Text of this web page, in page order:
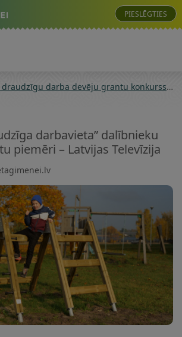
PIESLĒGTIES
draudzīgu darba devēju grantu konkurss
darbavieta” dalībnieku
piemēri – Latvijas Televīzija